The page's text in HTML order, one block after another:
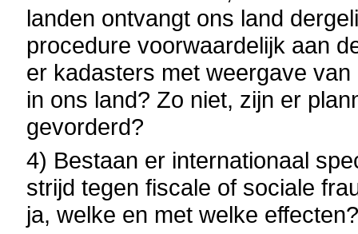
landen ontvangt ons land
procedure voorwaardelijk aan
er kadasters met weergave
in ons land? Zo niet, zijn er
gevorderd?
4) Bestaan er internationaal
strijd tegen fiscale of sociale
ja, welke en met welke